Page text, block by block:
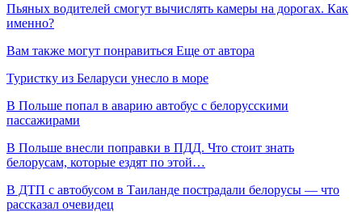
Пьяных водителей смогут вычислять камеры на дорогах. Как
именно?
Вам также могут понравиться Еще от автора
Туристку из Беларуси унесло в море
В Польше попал в аварию автобус с белорусскими
пассажирами
В Польше внесли поправки в ПДД. Что стоит знать
белорусам, которые ездят по этой…
В ДТП с автобусом в Таиланде пострадали белорусы — что
рассказал очевидец